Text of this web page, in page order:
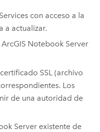
con acceso a la
a actualizar.
ArcGIS Notebook Server
SSL (archivo
Los
de una autoridad de
Server existente de